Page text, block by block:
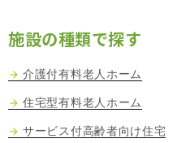
施設の種類で探す
介護付有料老人ホーム
住宅型有料老人ホーム
サービス付高齢者向け住宅